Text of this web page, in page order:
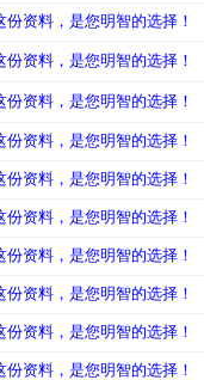
资料，是您明智的选择！
资料，是您明智的选择！
资料，是您明智的选择！
资料，是您明智的选择！
资料，是您明智的选择！
资料，是您明智的选择！
资料，是您明智的选择！
资料，是您明智的选择！
资料，是您明智的选择！
资料，是您明智的选择！